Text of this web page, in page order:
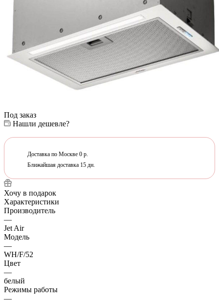
Под заказ
Нашли дешевле?
Доставка по Москве 0 р.
Ближайшая доставка 15 дн.
Хочу в подарок
Характеристики
Производитель
—
Jet Air
Модель
—
WH/F/52
Цвет
—
белый
Режимы работы
—